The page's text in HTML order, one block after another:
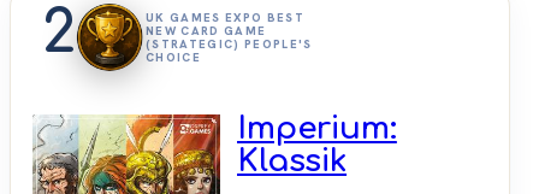
2
UK GAMES EXPO BEST
NEW CARD GAME
(STRATEGIC) PEOPLE'S
CHOICE
Imperium:
Klassik